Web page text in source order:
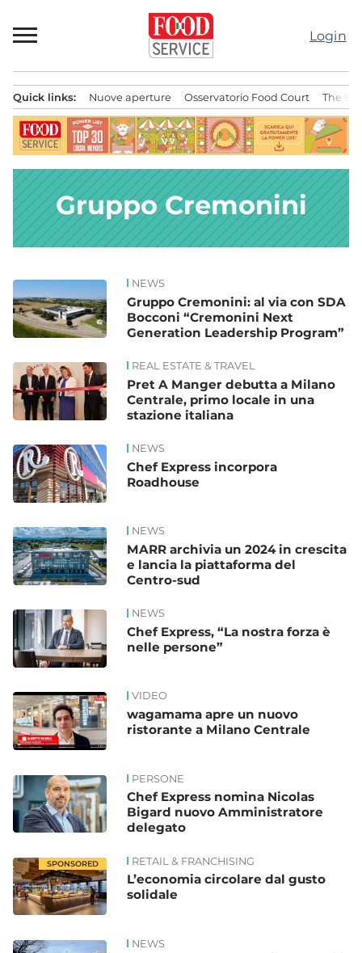
al
contenuto
Login
principale
Quick links: Nuove aperture Osservatorio Food Court The
Gruppo Cremonini
News NEWS
Gruppo Cremonini: al via con SDA
Bocconi “Cremonini Next
Generation Leadership Program”
REAL ESTATE & TRAVEL
Pret A Manger debutta a Milano
Centrale, primo locale in una
stazione italiana
NEWS
Chef Express incorpora
Roadhouse
NEWS
MARR archivia un 2024 in crescita
e lancia la piattaforma del
Centro-sud
NEWS
Chef Express, “La nostra forza è
nelle persone”
VIDEO
wagamama apre un nuovo
ristorante a Milano Centrale
PERSONE
Chef Express nomina Nicolas
Bigard nuovo Amministratore
delegato
SPONSORED RETAIL & FRANCHISING
L’economia circolare dal gusto
solidale
NEWS